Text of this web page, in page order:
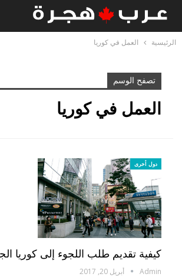
الرئيسية العمل في كوريا
تصفح الوسم
العمل في كوريا
دول أخرى
كيفية تقديم طلب اللجوء إلى كوريا
Admin أبريل 20, 2017